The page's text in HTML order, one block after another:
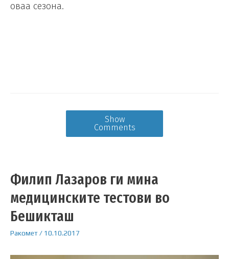
оваа сезона.
Show
Comments
Филип Лазаров ги мина
медицинските тестови во
Бешикташ
Ракомет/ 10.10.2017